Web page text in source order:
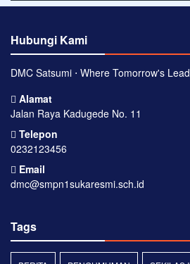
Hubungi Kami
DMC Satsumi ⋅ Where Tomorrow's
Alamat
Jalan Raya Kadugede No. 11
Telepon
0232123456
Email
dmc@smpn1sukaresmi.sch.id
Tags